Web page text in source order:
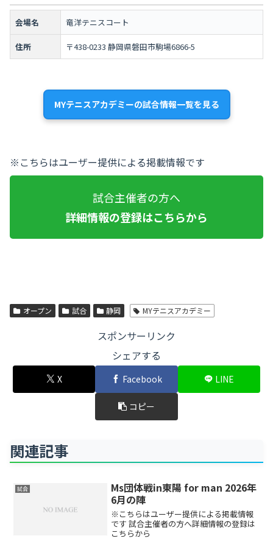
会場名 竜洋テニスコート
住所 〒438-0233 静岡県磐田市駒場6866-5
MYテニスアカデミーの試合情報一覧を見る
※こちらはユーザー提供による掲載情報です
試合主催者の方へ
詳細情報の登録はこちらから
オープン 試合 静岡 MYテニスアカデミー
スポンサーリンク
シェアする
X Facebook LINE
コピー
関連記事
試合
Ms団体戦in東陽 for man 2026年
6月の陣
※こちらはユーザー提供による掲載情報
です 試合主催者の方へ詳細情報の登録は
こちらから